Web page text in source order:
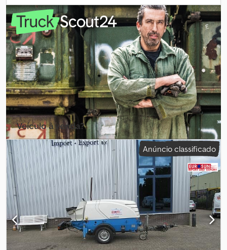
informações, contacte J.A.J. Jansen. Dcjdpozdk Ansfx Ablok
Veículo à venda?
Criar anúncio Anúncio classificado